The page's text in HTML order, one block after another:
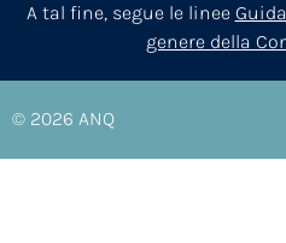
A tal fine, segue le linee
genere della
© 2026 ANQ